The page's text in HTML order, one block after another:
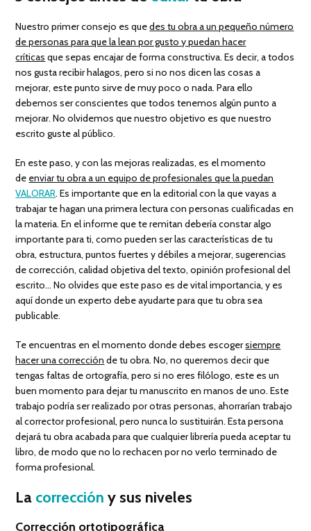
Nuestro primer consejo es quedes tu obra a un pequeño número
de personas para que la lean por gusto y puedan hacer
críticas que sepas encajar de forma constructiva. Es decir, a todos
nos gusta recibir halagos, pero si no nos dicen las cosas a
mejorar, este punto sirve de muy poco o nada. Para ello
debemos ser conscientes que todos tenemos algún punto a
mejorar. No olvidemos que nuestro objetivo es que nuestro
escrito guste al público.
En este paso, y con las mejoras realizadas, es el momento
de enviar tu obra a un equipo de profesionales que la puedan
VALORAR. Es importante que en la editorial con la que vayas a
trabajar te hagan una primera lectura con personas cualificadas en
la materia. En el informe que te remitan debería constar algo
importante para ti, como pueden ser las características de tu
obra, estructura, puntos fuertes y débiles a mejorar, sugerencias
de corrección, calidad objetiva del texto, opinión profesional del
escrito… No olvides que este paso es de vital importancia, y es
aquí donde un experto debe ayudarte para que tu obra sea
publicable.
Te encuentras en el momento donde debes escogersiempre
hacer una corrección de tu obra. No, no queremos decir que
tengas faltas de ortografía, pero si no eres filólogo, este es un
buen momento para dejar tu manuscrito en manos de uno. Este
trabajo podría ser realizado por otras personas, ahorrarían trabajo
al corrector profesional, pero nunca lo sustituirán. Esta persona
dejará tu obra acabada para que cualquier librería pueda aceptar tu
libro, de modo que no lo rechacen por no verlo terminado de
forma profesional.
La corrección y sus niveles
Corrección ortotipográfica